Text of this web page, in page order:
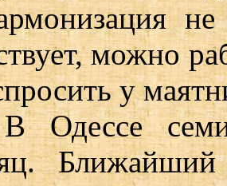
не
можно
у
Одессе
Ближайший